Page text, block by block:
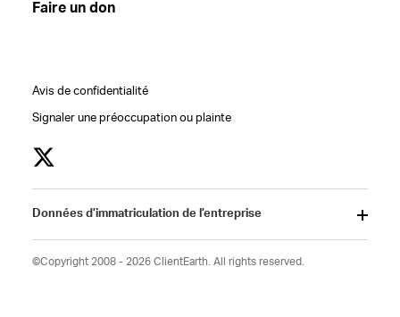
Faire un don
Avis de confidentialité
Signaler une préoccupation ou plainte
Données d’immatriculation de l’entreprise
©Copyright 2008 - 2026 ClientEarth. All rights reserved.